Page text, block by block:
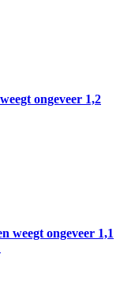
ongeveer 1,2
weegt ongeveer 1,1